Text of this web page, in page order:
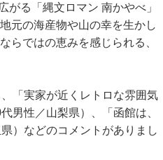
る「縄文ロマン 南かやべ」
元の海産物や山の幸を生かし
らではの恵みを感じられる、
「実家が近くレトロな雰囲気
男性／山梨県）、「函館は、
）などのコメントがありまし